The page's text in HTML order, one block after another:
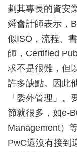
劃其專長的資安
舜會計師表示，
似ISO，流程、
師，Certified
求不是很難，但
許多缺點。因此
「委外管理」。
節就很多，如e-
Management）
PwC還沒有接到